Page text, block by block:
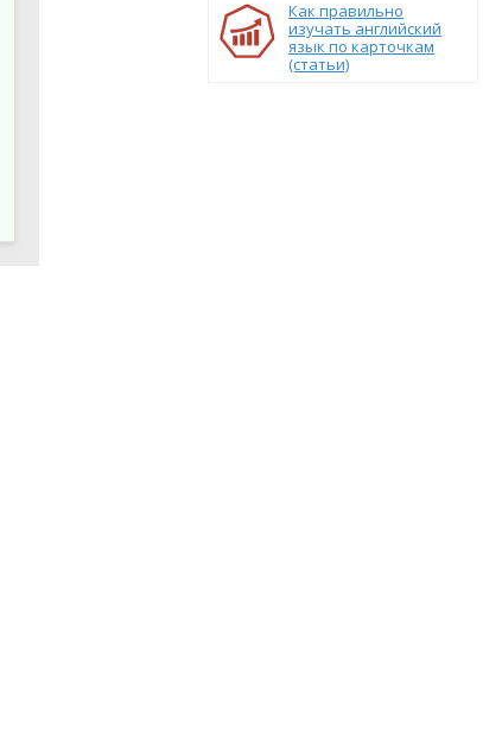
Как правильно
изучать английский
язык по карточкам
(статьи)